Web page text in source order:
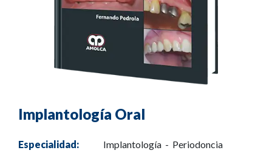
Implantología Oral
Especialidad:
Implantología - Periodoncia